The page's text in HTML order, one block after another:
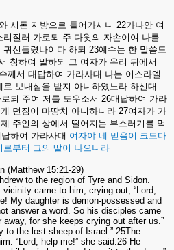
시돈 지방으로 들어가시니 22가나안 여
리질러 가로되 주 다윗의 자손이여 나를
귀신들렸나이다 하되 23예수는 한 말씀도
청하여 말하되 그 여자가 우리 뒤에서
께서 대답하여 가라사대 나는 이스라엘
로 보내심을 받지 아니하였노라 하신대
되 주여 저를 도우소서 26대답하여 가라
던짐이 마땅치 아니하니라 27여자가 가
제 주인의 상에서 떨어지는 부스러기를 먹
하여 가라사대 여자야 네 믿음이 크도다
로부터 그의 딸이 나으니라
(Matthew 15:21-29)
to the region of Tyre and Sidon.
came to him, crying out, “Lord,
My daughter is demon-possessed and
answer a word. So his disciples came
away, for she keeps crying out after us.”
to the lost sheep of Israel.” 25The
“Lord, help me!” she said.26 He